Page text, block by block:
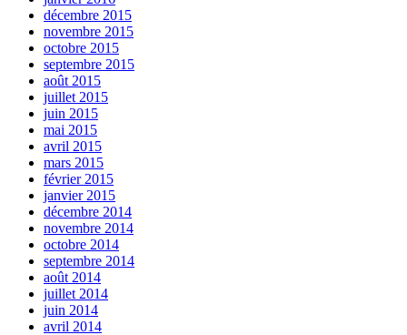
décembre 2015
novembre 2015
octobre 2015
septembre 2015
août 2015
juillet 2015
juin 2015
mai 2015
avril 2015
mars 2015
février 2015
janvier 2015
décembre 2014
novembre 2014
octobre 2014
septembre 2014
août 2014
juillet 2014
juin 2014
avril 2014